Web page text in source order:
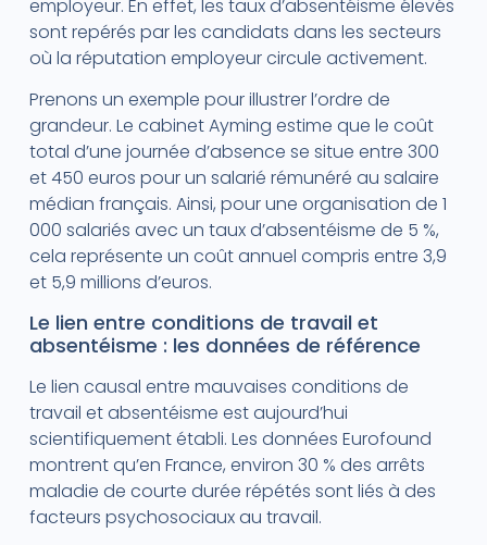
employeur. En effet, les taux d’absentéisme élevés
sont repérés par les candidats dans les secteurs
où la réputation employeur circule activement.
Prenons un exemple pour illustrer l’ordre de
grandeur. Le cabinet Ayming estime que le coût
total d’une journée d’absence se situe entre 300
et 450 euros pour un salarié rémunéré au salaire
médian français. Ainsi, pour une organisation de 1
000 salariés avec un taux d’absentéisme de 5 %,
cela représente un coût annuel compris entre 3,9
et 5,9 millions d’euros.
Le lien entre conditions de travail et
absentéisme : les données de référence
Le lien causal entre mauvaises conditions de
travail et absentéisme est aujourd’hui
scientifiquement établi. Les données Eurofound
montrent qu’en France, environ 30 % des arrêts
maladie de courte durée répétés sont liés à des
facteurs psychosociaux au travail.